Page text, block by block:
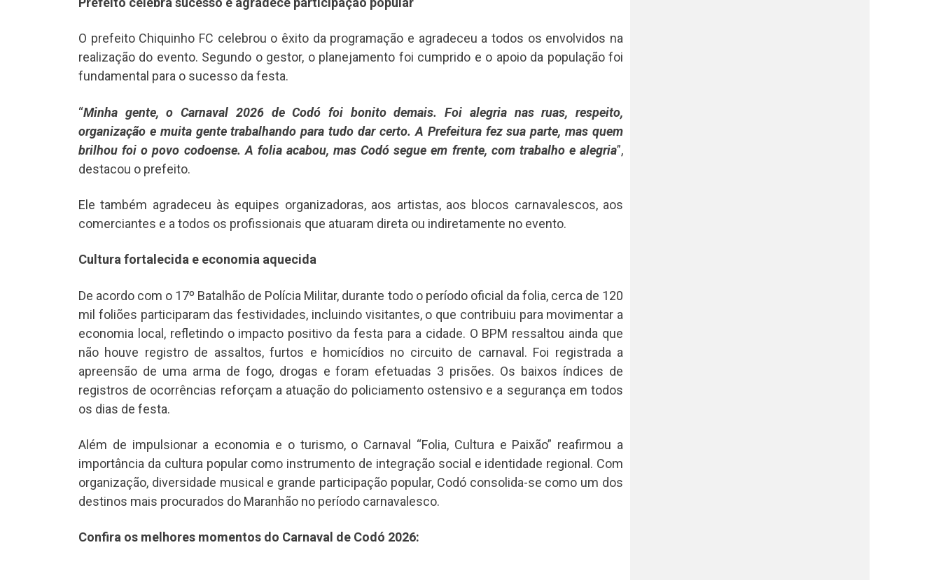
O prefeito Chiquinho FC celebrou o êxito da programação e agradeceu a todos os envolvidos na
realização do evento. Segundo o gestor, o planejamento foi cumprido e o apoio da população foi
fundamental para o sucesso da festa.
“Minha gente, o Carnaval 2026 de Codó foi bonito demais. Foi alegria nas ruas, respeito,
organização e muita gente trabalhando para tudo dar certo. A Prefeitura fez sua parte, mas quem
brilhou foi o povo codoense. A folia acabou, mas Codó segue em frente, com trabalho e alegria”,
destacou o prefeito.
Ele também agradeceu às equipes organizadoras, aos artistas, aos blocos carnavalescos, aos
comerciantes e a todos os profissionais que atuaram direta ou indiretamente no evento.
Cultura fortalecida e economia aquecida
De acordo com o 17º Batalhão de Polícia Militar, durante todo o período oficial da folia, cerca de 120
mil foliões participaram das festividades, incluindo visitantes, o que contribuiu para movimentar a
economia local, refletindo o impacto positivo da festa para a cidade. O BPM ressaltou ainda que
não houve registro de assaltos, furtos e homicídios no circuito de carnaval. Foi registrada a
apreensão de uma arma de fogo, drogas e foram efetuadas 3 prisões. Os baixos índices de
registros de ocorrências reforçam a atuação do policiamento ostensivo e a segurança em todos
os dias de festa.
Além de impulsionar a economia e o turismo, o Carnaval “Folia, Cultura e Paixão” reafirmou a
importância da cultura popular como instrumento de integração social e identidade regional. Com
organização, diversidade musical e grande participação popular, Codó consolida-se como um dos
destinos mais procurados do Maranhão no período carnavalesco.
Confira os melhores momentos do Carnaval de Codó 2026: